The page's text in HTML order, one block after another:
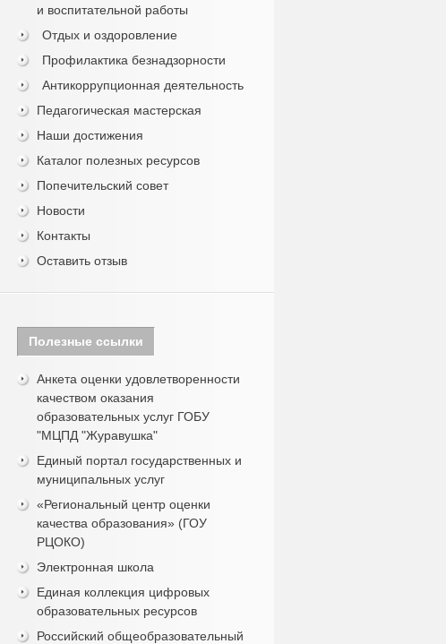
и воспитательной работы
Отдых и оздоровление
Профилактика безнадзорности
Антикоррупционная деятельность
Педагогическая мастерская
Наши достижения
Каталог полезных ресурсов
Попечительский совет
Новости
Контакты
Оставить отзыв
Полезные ссылки
Анкета оценки удовлетворенности
качеством оказания
образовательных услуг ГОБУ
"МЦПД "Журавушка"
Единый портал государственных и
муниципальных услуг
«Региональный центр оценки
качества образования» (ГОУ
РЦОКО)
Электронная школа
Единая коллекция цифровых
образовательных ресурсов
Российский общеобразовательный